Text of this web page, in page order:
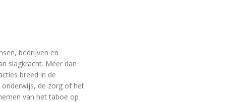
bedrijven en
slagkracht. Meer dan
breed in de
onderwijs, de zorg of het
van het taboe op